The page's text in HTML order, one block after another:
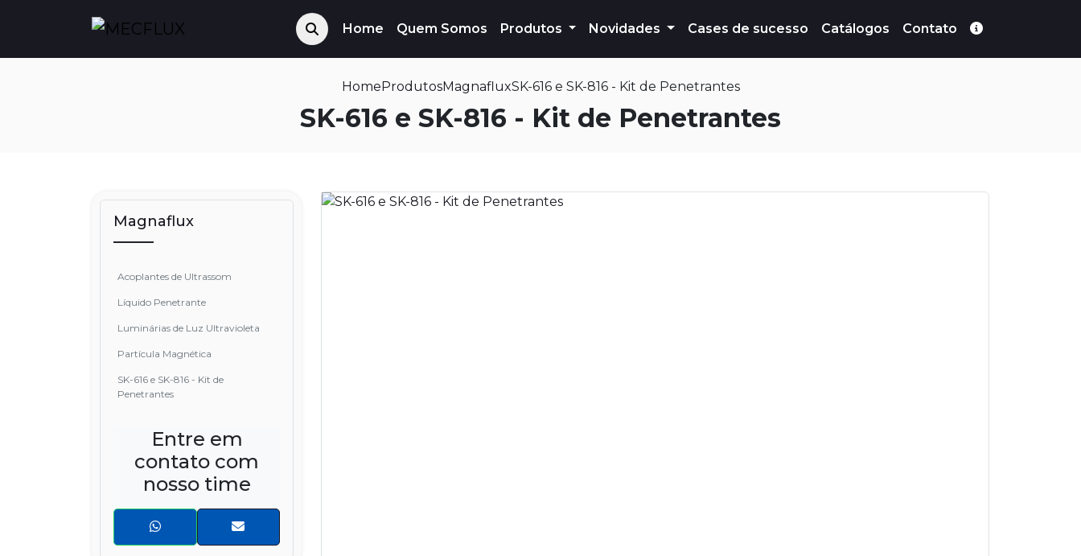
Home Quem Somos Produtos Novidades Cases de sucesso Catálogos Contato
HomeProdutosMagnafluxSK-616 e SK-816 - Kit de Penetrantes
SK-616 e SK-816 - Kit de Penetrantes
Magnaflux
Acoplantes de Ultrassom
Líquido Penetrante
Luminárias de Luz Ultravioleta
Partícula Magnética
SK-616 e SK-816 - Kit de
Penetrantes
Entre em
contato com
nosso time